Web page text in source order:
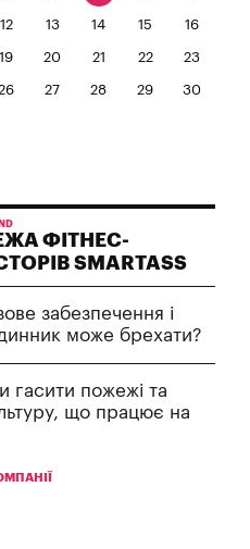
12 13 14 15 16
19 20 21 22 23
27 28 29 30
ФІТНЕС-
SMARTASS
забезпечення і
може брехати?
гасити пожежі та
що працює на